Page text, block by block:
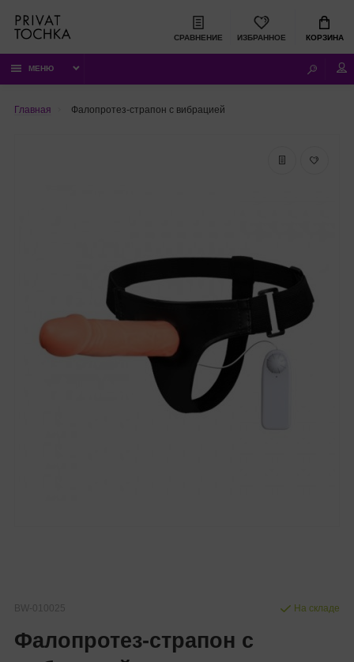
СРАВНЕНИЕ ИЗБРАННОЕ КОРЗИНА
МЕНЮ
Главная Фалопротез-страпон с вибрацией
BW-010025
Фалопротез-страпон с
На складе